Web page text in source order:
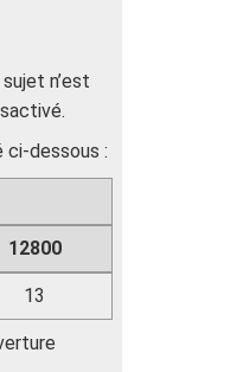
n’est
ci-dessous :
12800
13